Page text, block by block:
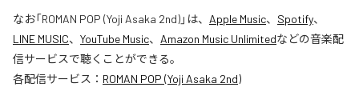
なお「ROMAN POP (Yoji Asaka 2nd)」は、 Apple Music、 Spotify、
LINE MUSIC、 YouTube Music、 Amazon Music Unlimitedなどの音楽配
信サービスで聴くことができる。
各配信サービス： ROMAN POP (Yoji Asaka 2nd)